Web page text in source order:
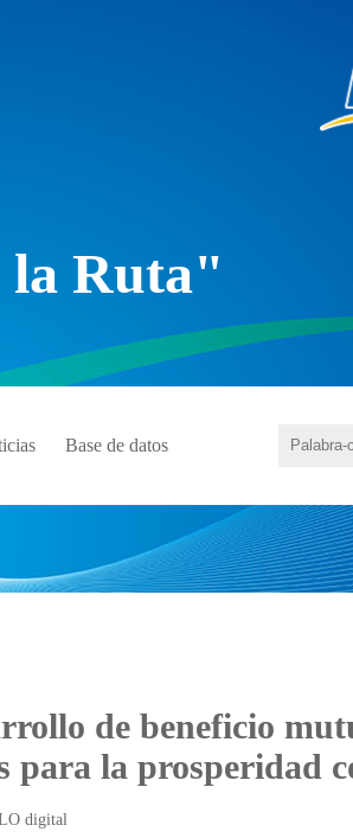
la Ruta"
Base de datos
de beneficio
para la prosperidad
digital